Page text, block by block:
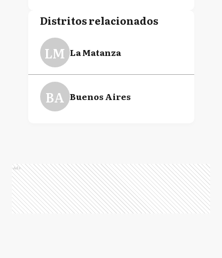
Distritos relacionados
LM La Matanza
BA Buenos Aires
Ads